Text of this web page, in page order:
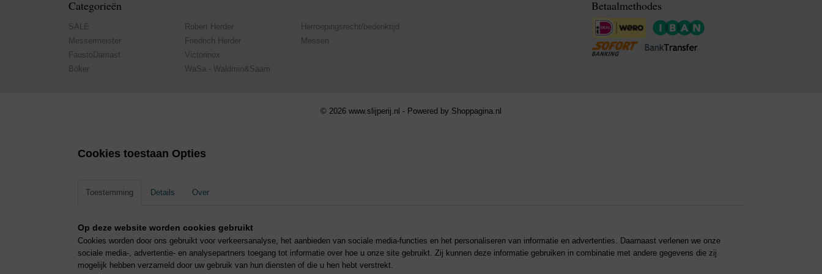
Categorieën
SALE
Messermeister
FaustoDamast
Böker
Robert Herder
Friedrich Herder
Victorinox
WaSa - Waldmin&Saam
Herroepingsrecht/bedenktijd
Messen
Betaalmethodes
© 2026 www.slijperij.nl - Powered by Shoppagina.nl
Cookies toestaan Opties
Toestemming Details Over
Op deze website worden cookies gebruikt
Cookies worden door ons gebruikt voor verkeersanalyse, het aanbieden van sociale media-functies en het personaliseren van informatie en advertenties. Daarnaast verlenen we onze
sociale media-, advertentie- en analysepartners toegang tot informatie over hoe u onze site gebruikt. Zij kunnen deze informatie gebruiken in combinatie met andere gegevens die zij
mogelijk hebben verzameld door uw gebruik van hun diensten of die u hen hebt verstrekt.